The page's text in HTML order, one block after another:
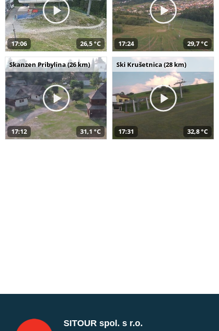
17:06 26,5 °C 17:24 29,7 °C
Skanzen Pribylina (26 km)
17:12 31,1 °C
Ski Krušetnica (28 km)
17:31 32,8 °C
SITOUR spol. s r.o.